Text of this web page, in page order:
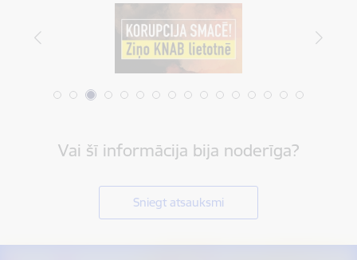
Vai šī informācija bija noderīga?
Sniegt atsauksmi